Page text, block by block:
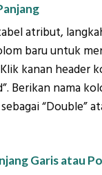
atribut,
baru untuk
kanan header
Berikan nama
“Double”
Garis atau